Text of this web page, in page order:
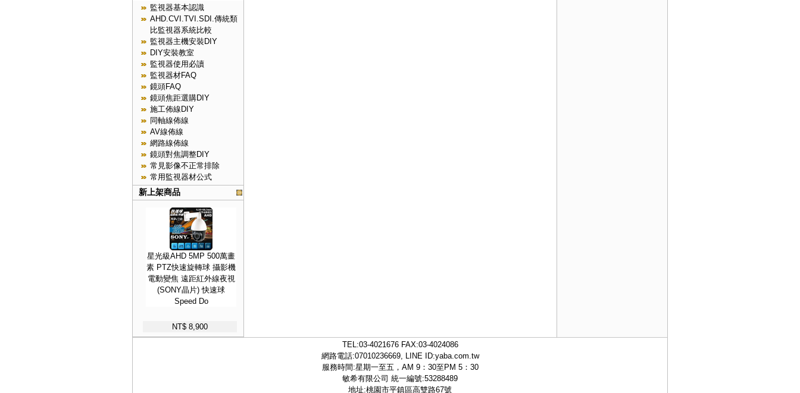
監視器基本認識
AHD.CVI.TVI.SDI.傳統類
比監視器系統比較
監視器主機安裝DIY
DIY安裝教室
監視器使用必讀
監視器材FAQ
鏡頭FAQ
鏡頭焦距選購DIY
施工佈線DIY
同軸線佈線
AV線佈線
網路線佈線
鏡頭對焦調整DIY
常見影像不正常排除
常用監視器材公式
新上架商品
星光級AHD 5MP 500萬畫
素 PTZ快速旋轉球 攝影機
電動變焦 遠距紅外線夜視
(SONY晶片) 快速球
Speed Do
NT$ 8,900
TEL:03-4021676FAX:03-4024086
網路電話:07010236669, LINE ID:yaba.com.tw
服務時間:星期一至五，AM 9：30至PM 5：30
敏希有限公司 統一編號:53288489
地址:桃園市平鎮區高雙路67號